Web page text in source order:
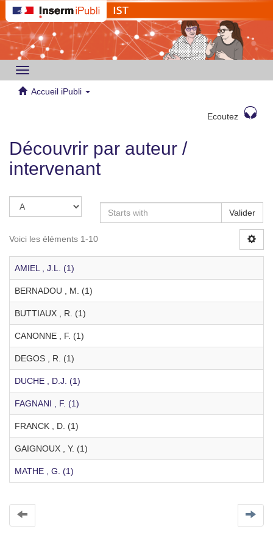
Toggle
navigation
Accueil iPubli
Ecoutez
Découvrir par auteur /
intervenant
Valider
Voici les éléments 1-10
AMIEL , J.L. (1)
BERNADOU , M. (1)
BUTTIAUX , R. (1)
CANONNE , F. (1)
DEGOS , R. (1)
DUCHE , D.J. (1)
FAGNANI , F. (1)
FRANCK , D. (1)
GAIGNOUX , Y. (1)
MATHE , G. (1)